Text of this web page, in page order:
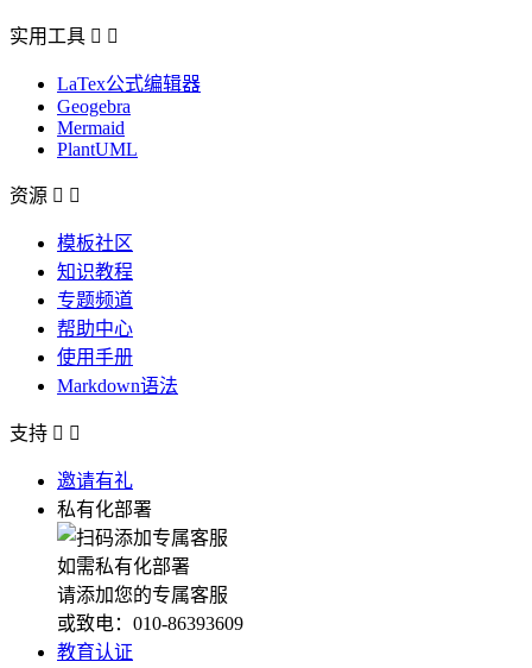
实用工具  
LaTex公式编辑器
Geogebra
Mermaid
PlantUML
资源  
模板社区
知识教程
专题频道
帮助中心
使用手册
Markdown语法
支持  
邀请有礼
私有化部署
如需私有化部署
请添加您的专属客服
或致电：010-86393609
教育认证